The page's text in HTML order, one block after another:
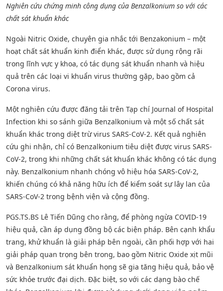
Nghiên cứu chứng minh công dụng của Benzalkonium so với các
chất sát khuẩn khác
Ngoài Nitric Oxide, chuyên gia nhắc tới Benzakonium – một
hoạt chất sát khuẩn kinh điển khác, được sử dụng rộng rãi
trong lĩnh vực y khoa, có tác dụng sát khuẩn nhanh và hiệu
quả trên các loại vi khuẩn virus thường gặp, bao gồm cả
Corona virus.
Một nghiên cứu được đăng tải trên Tạp chí Journal of Hospital
Infection khi so sánh giữa Benzalkonium và một số chất sát
khuẩn khác trong diệt trừ virus SARS-CoV-2. Kết quả nghiên
cứu ghi nhận, chỉ có Benzalkonium tiêu diệt được virus SARS-
CoV-2, trong khi những chất sát khuẩn khác không có tác dụng
này. Benzalkonium nhanh chóng vô hiệu hóa SARS-CoV-2,
khiến chúng có khả năng hữu ích để kiểm soát sự lây lan của
SARS-CoV-2 trong bệnh viện và cộng đồng.
PGS.TS.BS Lê Tiến Dũng cho rằng, để phòng ngừa COVID-19
hiệu quả, cần áp dụng đồng bộ các biện pháp. Bên cạnh khẩu
trang, khử khuẩn là giải pháp bên ngoài, cần phối hợp với hai
giải pháp quan trọng bên trong, bao gồm Nitric Oxide xịt mũi
và Benzalkonium sát khuẩn họng sẽ gia tăng hiệu quả, bảo vệ
sức khỏe trước đại dịch. Đặc biệt, so với các dạng bào chế